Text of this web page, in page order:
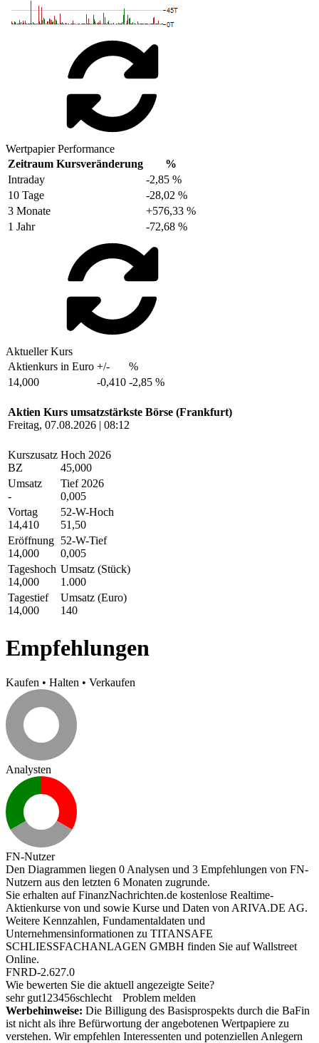
Wertpapier Performance
Zeitraum Kursveränderung
%
Intraday
-2,85 %
10 Tage
-28,02 %
3 Monate
+576,33 %
1 Jahr
-72,68 %
Aktueller Kurs
Aktienkurs in Euro +/-
%
14,000
-0,410 -2,85 %
Aktien Kurs umsatzstärkste Börse (Frankfurt)
Freitag, 07.08.2026 | 08:12
Kurszusatz
BZ
Hoch 2026
45,000
Umsatz
-
Tief 2026
0,005
Vortag
14,410
52-W-Hoch
51,50
Eröffnung
14,000
52-W-Tief
0,005
Tageshoch
14,000
Umsatz (Stück)
1.000
Tagestief
14,000
Umsatz (Euro)
140
Empfehlungen
Kaufen • Halten • Verkaufen
Analysten
FN-Nutzer
Den Diagrammen liegen 0 Analysen und 3 Empfehlungen von FN-
Nutzern aus den letzten 6 Monaten zugrunde.
Sie erhalten auf FinanzNachrichten.de kostenlose Realtime-
Aktienkurse von und sowie Kurse und Daten von ARIVA.DE AG.
Weitere Kennzahlen, Fundamentaldaten und
Unternehmensinformationen zu TITANSAFE
SCHLIESSFACHANLAGEN GMBH finden Sie aufWallstreet
Online.
FNRD-2.627.0
Wie bewerten Sie die aktuell angezeigte Seite?
sehr gut1 23456schlecht
Problem melden
Werbehinweise: Die Billigung des Basisprospekts durch die BaFin
ist nicht als ihre Befürwortung der angebotenen Wertpapiere zu
verstehen. Wir empfehlen Interessenten und potenziellen Anlegern